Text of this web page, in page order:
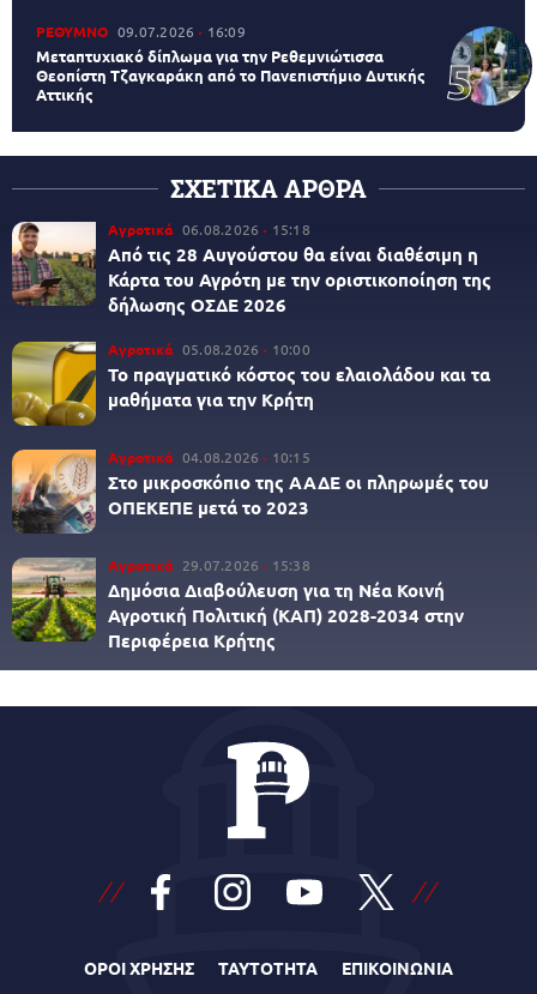
ΡΕΘΥΜΝΟ 09.07.2026 16:09
Μεταπτυχιακό δίπλωμα για την Ρεθεμνιώτισσα
Θεοπίστη Τζαγκαράκη από το Πανεπιστήμιο Δυτικής
Αττικής
ΣΧΕΤΙΚΑ ΑΡΘΡΑ
Αγροτικά 06.08.2026 15:18
Από τις 28 Αυγούστου θα είναι διαθέσιμη η
Κάρτα του Αγρότη με την οριστικοποίηση της
δήλωσης ΟΣΔΕ 2026
Αγροτικά 05.08.2026 10:00
Το πραγματικό κόστος του ελαιολάδου και τα
μαθήματα για την Κρήτη
Αγροτικά 04.08.2026 10:15
Στο μικροσκόπιο της ΑΑΔΕ οι πληρωμές του
ΟΠΕΚΕΠΕ μετά το 2023
Αγροτικά 29.07.2026 15:38
Δημόσια Διαβούλευση για τη Νέα Κοινή
Αγροτική Πολιτική (ΚΑΠ) 2028-2034 στην
Περιφέρεια Κρήτης
ΟΡΟΙ ΧΡΗΣΗΣ ΤΑΥΤΟΤΗΤΑ ΕΠΙΚΟΙΝΩΝΙΑ